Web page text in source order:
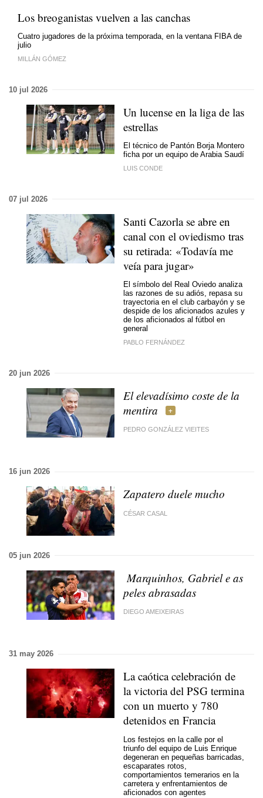
Los breoganistas vuelven a las canchas
Cuatro jugadores de la próxima temporada, en la ventana FIBA de
julio
MILLÁN GÓMEZ
10 jul 2026
Un lucense en la liga de las
estrellas
El técnico de Pantón Borja Montero
ficha por un equipo de Arabia Saudí
LUIS CONDE
07 jul 2026
Santi Cazorla se abre en
canal con el oviedismo tras
su retirada: «Todavía me
veía para jugar»
El símbolo del Real Oviedo analiza
las razones de su adiós, repasa su
trayectoria en el club carbayón y se
despide de los aficionados azules y
de los aficionados al fútbol en
general
PABLO FERNÁNDEZ
20 jun 2026
El elevadísimo coste de la
mentira
PEDRO GONZÁLEZ VIEITES
16 jun 2026
Zapatero duele mucho
CÉSAR CASAL
05 jun 2026
Marquinhos, Gabriel e as
peles abrasadas
DIEGO AMEIXEIRAS
31 may 2026
La caótica celebración de
la victoria del PSG termina
con un muerto y 780
detenidos en Francia
Los festejos en la calle por el
triunfo del equipo de Luis Enrique
degeneran en pequeñas barricadas,
escaparates rotos,
comportamientos temerarios en la
carretera y enfrentamientos de
aficionados con agentes